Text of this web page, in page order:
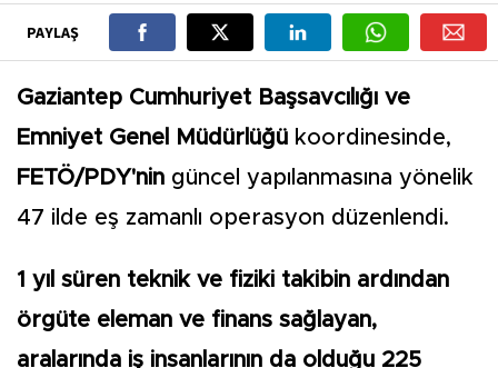
PAYLAŞ
Gaziantep Cumhuriyet Başsavcılığı ve
Emniyet Genel Müdürlüğü koordinesinde,
FETÖ/PDY'nin güncel yapılanmasına yönelik
47 ilde eş zamanlı operasyon düzenlendi.
1 yıl süren teknik ve fiziki takibin ardından
örgüte eleman ve finans sağlayan,
aralarında iş insanlarının da olduğu 225